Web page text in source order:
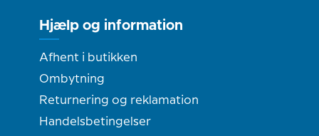
Hjælp og information
Afhent i butikken
Ombytning
Returnering og reklamation
Handelsbetingelser